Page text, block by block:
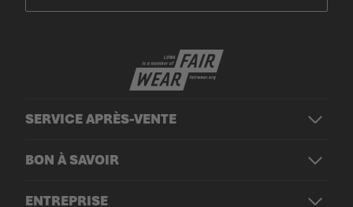
SERVICE APRÈS-VENTE
BON À SAVOIR
ENTREPRISE